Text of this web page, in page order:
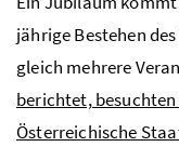
jährige Bestehen
gleich mehrere
berichtet,
Österreichische